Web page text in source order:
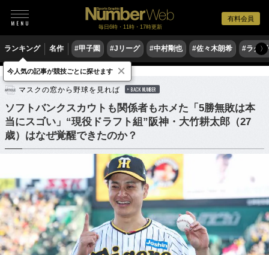
有料会員
毎日6時・11時・17時更新
ランキング 名作 #甲子園 #Jリーグ #中村剛也 #佐々木朗希 #ラグ〉
野球 プロ野球 ドラフト会議
マスクの窓から野球を見れば BACK NUMBER
ソフトバンクスカウトも関係者もホメた「5勝無敗は本
当にスゴい」“現役ドラフト組”阪神・大竹耕太郎（27
歳）はなぜ覚醒できたのか？
今人気の記事が競技ごとに探せます ×